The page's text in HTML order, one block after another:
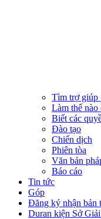
Tìm trợ giúp
Làm thế nào
Biết các
Đào tạo
Chiến dịch
Phiên tòa
Văn bản
Báo cáo
Tin tức
Góp
Đăng ký nhận bản
Duran kiện Sở